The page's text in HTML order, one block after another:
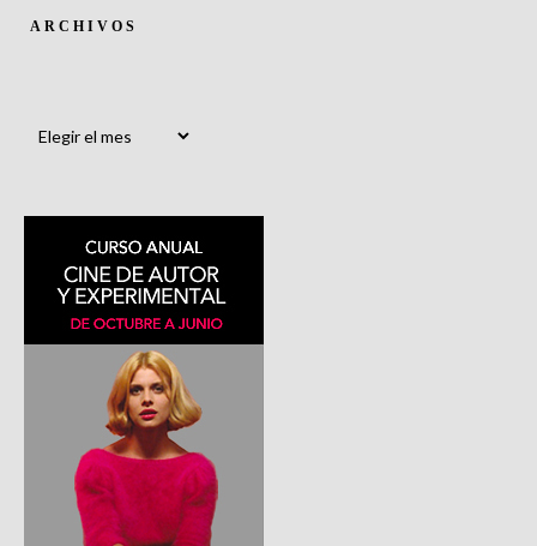
ARCHIVOS